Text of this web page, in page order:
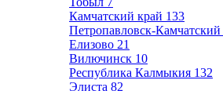
Камчатский край 133
Петропавловск-Камчатский
Елизово 21
Вилючинск 10
Республика Калмыкия 132
Элиста 82